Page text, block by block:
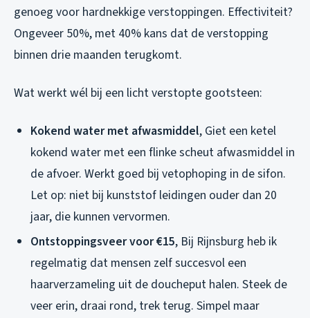
genoeg voor hardnekkige verstoppingen. Effectiviteit?
Ongeveer 50%, met 40% kans dat de verstopping
binnen drie maanden terugkomt.
Wat werkt wél bij een licht verstopte gootsteen:
Kokend water met afwasmiddel, Giet een ketel
kokend water met een flinke scheut afwasmiddel in
de afvoer. Werkt goed bij vetophoping in de sifon.
Let op: niet bij kunststof leidingen ouder dan 20
jaar, die kunnen vervormen.
Ontstoppingsveer voor €15, Bij Rijnsburg heb ik
regelmatig dat mensen zelf succesvol een
haarverzameling uit de doucheput halen. Steek de
veer erin, draai rond, trek terug. Simpel maar